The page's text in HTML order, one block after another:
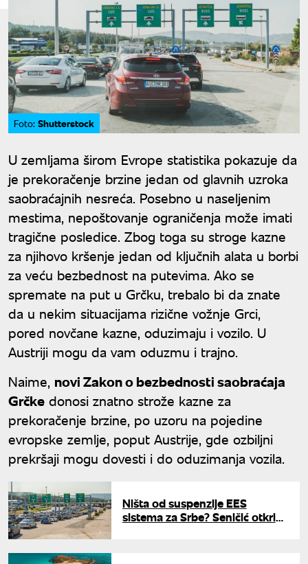
Foto: Shutterstock
U zemljama širom Evrope statistika pokazuje da
je prekoračenje brzine jedan od glavnih uzroka
saobraćajnih nesreća. Posebno u naseljenim
mestima, nepoštovanje ograničenja može imati
tragične posledice. Zbog toga su stroge kazne
za njihovo kršenje jedan od ključnih alata u borbi
za veću bezbednost na putevima. Ako se
spremate na put u Grčku, trebalo bi da znate
da u nekim situacijama rizične vožnje Grci,
pored novčane kazne, oduzimaju i vozilo. U
Austriji mogu da vam oduzmu i trajno.
Naime, novi Zakon o bezbednosti saobraćaja
Grčke donosi znatno strože kazne za
prekoračenje brzine, po uzoru na pojedine
evropske zemlje, poput Austrije, gde ozbiljni
prekršaji mogu dovesti i do oduzimanja vozila.
Ništa od suspenzije EES
sistema za Srbe? Seničić otkrio